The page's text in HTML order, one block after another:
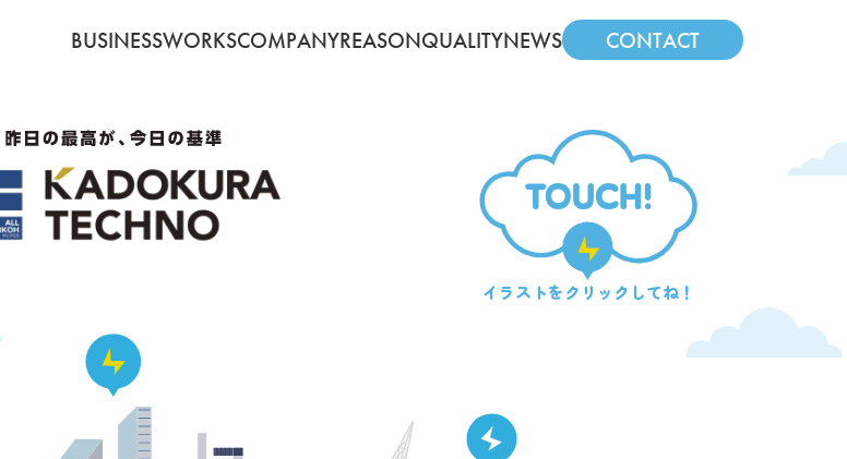
BUSINESSWORKSCOMPANYREASONQUALITYNEWS CONTACT
TOUCH!
イラストをクリックしてね！